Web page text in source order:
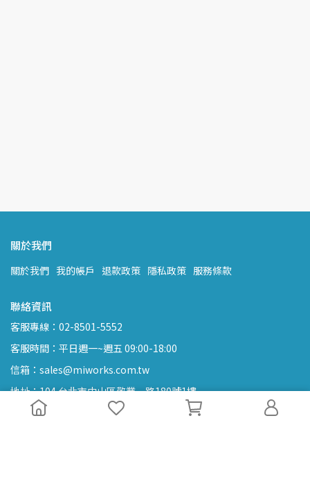
關於我們
關於我們 我的帳戶 退款政策 隱私政策 服務條款
聯絡資訊
客服專線：02-8501-5552
客服時間：平日週一~週五 09:00-18:00
信箱：sales@miworks.com.tw
地址：104 台北市中山區敬業一路180號1樓